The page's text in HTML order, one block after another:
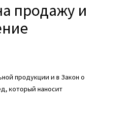
продажу и
продукции и в Закон о
который наносит